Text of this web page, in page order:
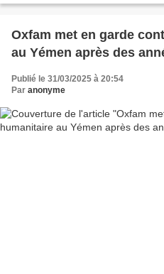
Oxfam met en garde
au Yémen après des
Publié le 31/03/2025 à 20:54
Par anonyme